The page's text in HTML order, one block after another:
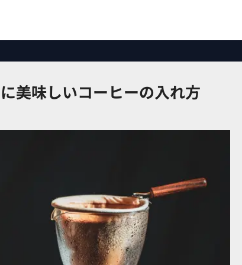
美味しいコーヒーの入れ方